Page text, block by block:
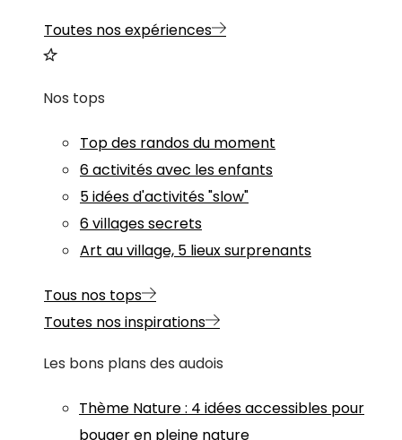
Toutes nos expériences
Nos tops
Top des randos du moment
6 activités avec les enfants
5 idées d'activités "slow"
6 villages secrets
Art au village, 5 lieux surprenants
Tous nos tops
Toutes nos inspirations
Les bons plans des audois
Thème Nature: 4 idées accessibles pour
bouger en pleine nature